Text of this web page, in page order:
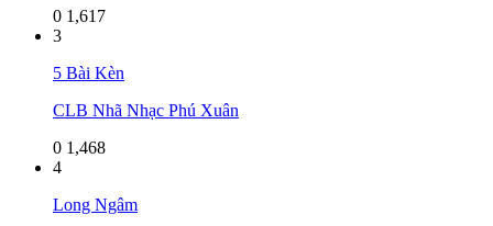
0 1,617
3
5 Bài Kèn
CLB Nhã Nhạc Phú Xuân
0 1,468
4
Long Ngâm